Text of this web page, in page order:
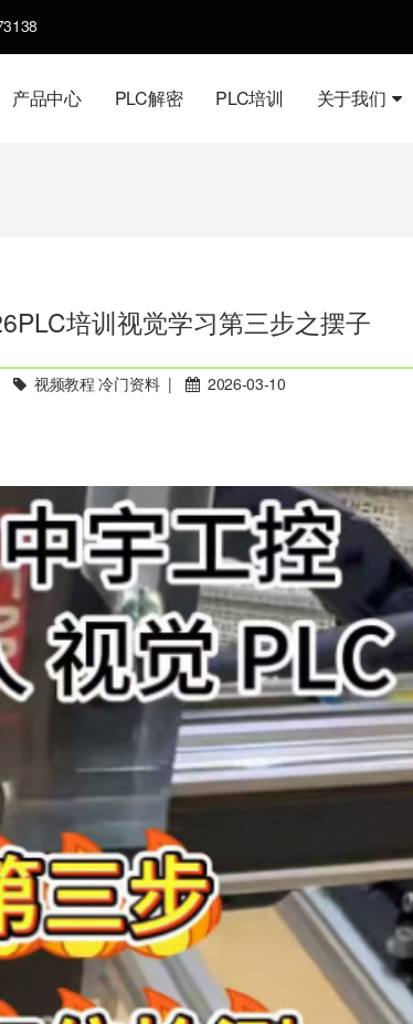
产品中心 PLC解密 PLC培训 关于我们
培训视觉学习第三步之摆子
视频教程 冷门资料| 2026-03-10